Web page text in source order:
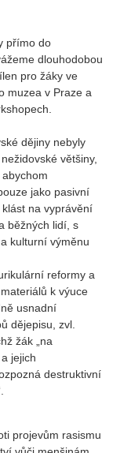
přímo do
dlouhodobou
pro žáky ve
muzea v Praze a
dějiny nebyly
většiny,
jako pasivní
na vyprávění
běžných lidí, s
kulturní výměnu
reformy a
k výuce
usnadní
dějepisu, zvl.
žák „na
jejich
destruktivní
projevům rasismu